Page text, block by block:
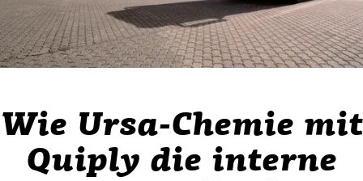
Wie Ursa-Chemie mit
Quiply die interne